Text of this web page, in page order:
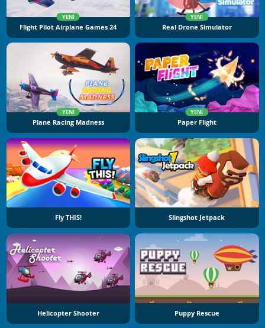
YENI
Flight Pilot Airplane Games 24
YENI
Real Drone Simulator
YENI
Plane Racing Madness
YENI
Paper Flight
Fly THIS! Slingshot Jetpack
Helicopter Shooter Puppy Rescue